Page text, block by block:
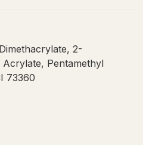
2-
Pentamethyl
73360